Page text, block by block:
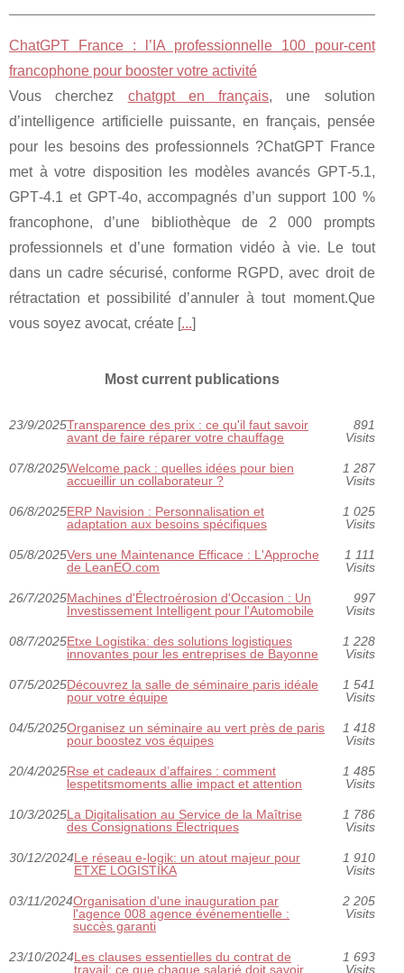
ChatGPT France : l’IA professionnelle 100 pour-cent
francophone pour booster votre activité
Vous cherchez chatgpt en français, une solution
d’intelligence artificielle puissante, en français, pensée
pour les besoins des professionnels ?ChatGPT France
met à votre disposition les modèles avancés GPT‑5.1,
GPT‑4.1 et GPT‑4o, accompagnés d’un support 100 %
francophone, d’une bibliothèque de 2 000 prompts
professionnels et d’une formation vidéo à vie. Le tout
dans un cadre sécurisé, conforme RGPD, avec droit de
rétractation et possibilité d’annuler à tout moment.Que
vous soyez avocat, créate [...]
Most current publications
23/9/2025Transparence des prix : ce qu'il faut savoir
avant de faire réparer votre chauffage
891
Visits
07/8/2025Welcome pack : quelles idées pour bien
accueillir un collaborateur ?
1 287
Visits
06/8/2025ERP Navision : Personnalisation et
adaptation aux besoins spécifiques
1 025
Visits
05/8/2025Vers une Maintenance Efficace : L'Approche
de LeanEO.com
1 111
Visits
26/7/2025Machines d'Électroérosion d'Occasion : Un
Investissement Intelligent pour l'Automobile
997
Visits
08/7/2025Etxe Logistika: des solutions logistiques
innovantes pour les entreprises de Bayonne
1 228
Visits
07/5/2025Découvrez la salle de séminaire paris idéale
pour votre équipe
1 541
Visits
04/5/2025Organisez un séminaire au vert près de paris
pour boostez vos équipes
1 418
Visits
20/4/2025Rse et cadeaux d’affaires : comment
lespetitsmoments allie impact et attention
1 485
Visits
10/3/2025La Digitalisation au Service de la Maîtrise
des Consignations Électriques
1 786
Visits
30/12/2024Le réseau e-logik: un atout majeur pour
ETXE LOGISTIKA
1 910
Visits
03/11/2024Organisation d'une inauguration par
l'agence 008 agence événementielle :
succès garanti
2 205
Visits
23/10/2024Les clauses essentielles du contrat de
travail: ce que chaque salarié doit savoir
1 693
Visits